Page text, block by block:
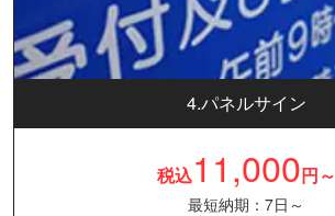
4.パネルサイン
税込11,000円～
最短納期：7日～